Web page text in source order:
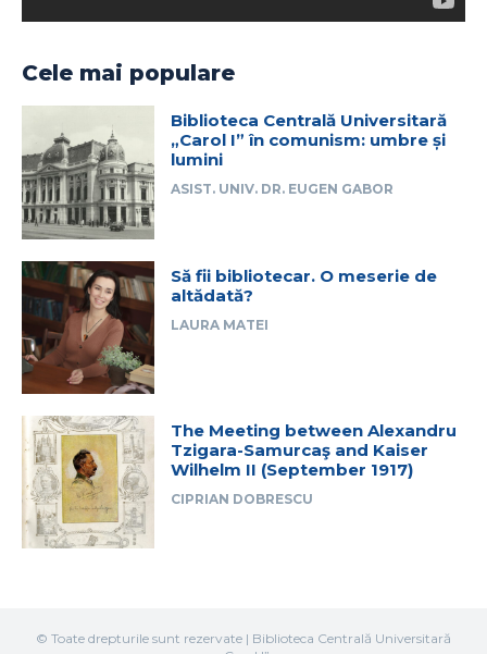
Cele mai populare
Biblioteca Centrală Universitară
„Carol I” în comunism: umbre și
lumini
ASIST. UNIV. DR. EUGEN GABOR
Să fii bibliotecar. O meserie de
altădată?
LAURA MATEI
The Meeting between Alexandru
Tzigara-Samurcaş and Kaiser
Wilhelm II (September 1917)
CIPRIAN DOBRESCU
© Toate drepturile sunt rezervate | Biblioteca Centrală Universitară